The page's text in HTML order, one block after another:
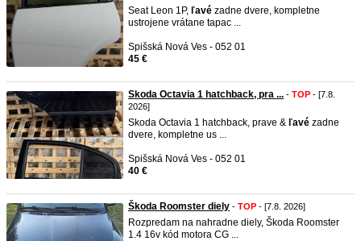
Seat Leon 1P, ľavé zadne dvere, kompletne
ustrojene vrátane tapac ...
Spišská Nová Ves - 052 01
45 €
Skoda Octavia 1 hatchback, pra ... - TOP - [7.8.
2026]
Skoda Octavia 1 hatchback, prave & ľavé zadne
dvere, kompletne us ...
Spišská Nová Ves - 052 01
40 €
Škoda Roomster diely - TOP - [7.8. 2026]
Rozpredam na nahradne diely, Škoda Roomster
1.4 16v kód motora CG ...